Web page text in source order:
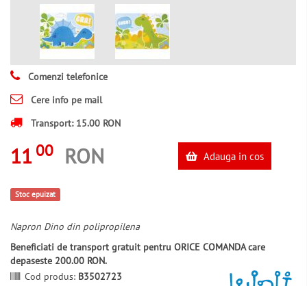
Comenzi telefonice
Cere info pe mail
Transport: 15.00 RON
11 00 RON Adauga in cos
Stoc epuizat
Napron Dino din polipropilena
Beneficiati de transport gratuit pentru ORICE COMANDA care
depaseste 200.00 RON.
Cod produs: B3502723